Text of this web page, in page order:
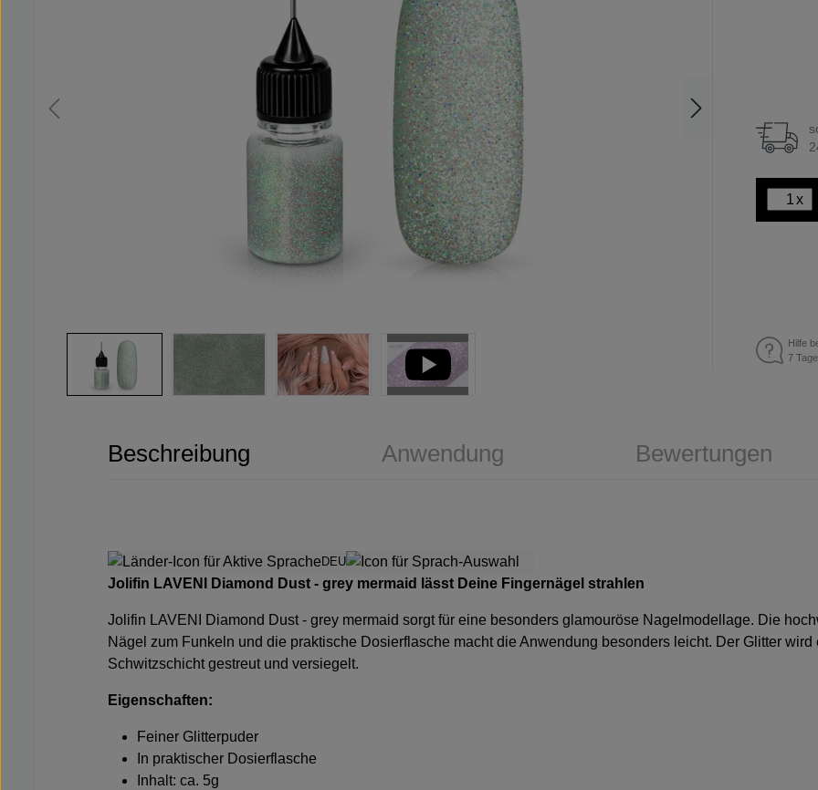
x
Hilfe
7
Beschreibung Anwendung Bewertungen
DEU
Jolifin LAVENI Diamond Dust - grey mermaid lässt Deine Fingernägel strahlen
Jolifin LAVENI Diamond Dust - grey mermaid sorgt für eine besonders glamouröse Nagelmodellage. Die
Nägel zum Funkeln und die praktische Dosierflasche macht die Anwendung besonders leicht. Der Glitter
Schwitzschicht gestreut und versiegelt.
Eigenschaften:
Feiner Glitterpuder
In praktischer Dosierflasche
Inhalt: ca. 5g